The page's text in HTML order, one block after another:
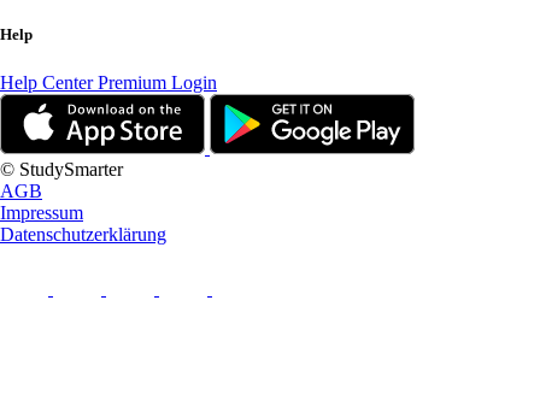
Help
Help CenterPremium Login
© StudySmarter
AGB
Impressum
Datenschutzerklärung